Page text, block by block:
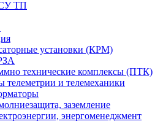
ТП
установки (КРМ)
технические комплексы (ПТК)
телеметрии и телемеханики
заземление
энергоменеджмент